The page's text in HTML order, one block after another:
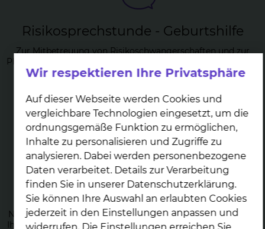
Ri­si­ko­sprech­stun­de - Ge­burts­hil­fe
Zur Mitbetreuung von Risikoschwangerschaften und zur
Planung einer Risikogeburt oder eines Kaiserschnittes bieten
wir Ihnen eine spezielle Sprechstunde an.
Nach der Ge­burt
Direkt nach der Geburt Ihres Neugeborenen erfolgt die
Nachsorge im Kreißsaal. Auch später auf der Station, stehen
Ihnen unsere Spezialistinnen und Spezialisten zur Verfügung.
Wir respektieren Ihre Privatsphäre
Auf dieser Webseite werden Cookies und
vergleichbare Technologien eingesetzt, um die
ordnungsgemäße Funktion zu ermöglichen,
Inhalte zu personalisieren und Zugriffe zu
analysieren. Dabei werden personenbezogene
Daten verarbeitet. Details zur Verarbeitung
finden Sie in unserer Datenschutzerklärung.
Sie können Ihre Auswahl an erlaubten Cookies
jederzeit in den Einstellungen anpassen und
widerrufen. Die Einstellungen erreichen Sie